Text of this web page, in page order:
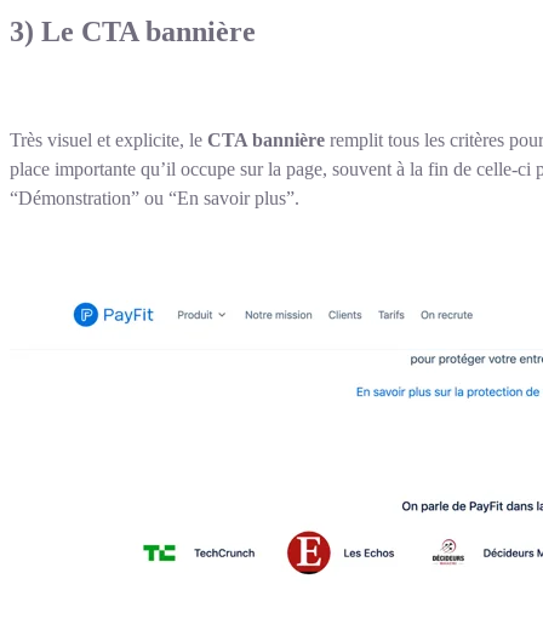
3) Le CTA bannière
Très visuel et explicite, le CTA bannière remplit tous les critères
place importante qu’il occupe sur la page, souvent à la fin de celle-
“Démonstration” ou “En savoir plus”.